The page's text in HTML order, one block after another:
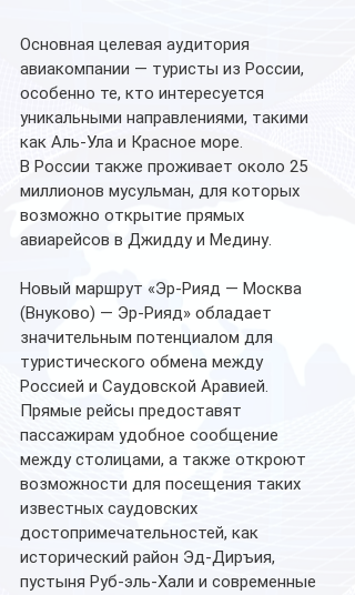
Основная целевая аудитория
авиакомпании — туристы из России,
особенно те, кто интересуется
уникальными направлениями, такими
как Аль-Ула и Красное море.
В России также проживает около 25
миллионов мусульман, для которых
возможно открытие прямых
авиарейсов в Джидду и Медину.
Новый маршрут «Эр-Рияд — Москва
(Внуково) — Эр-Рияд» обладает
значительным потенциалом для
туристического обмена между
Россией и Саудовской Аравией.
Прямые рейсы предоставят
пассажирам удобное сообщение
между столицами, а также откроют
возможности для посещения таких
известных саудовских
достопримечательностей, как
исторический район Эд-Диръия,
пустыня Руб-эль-Хали и современные